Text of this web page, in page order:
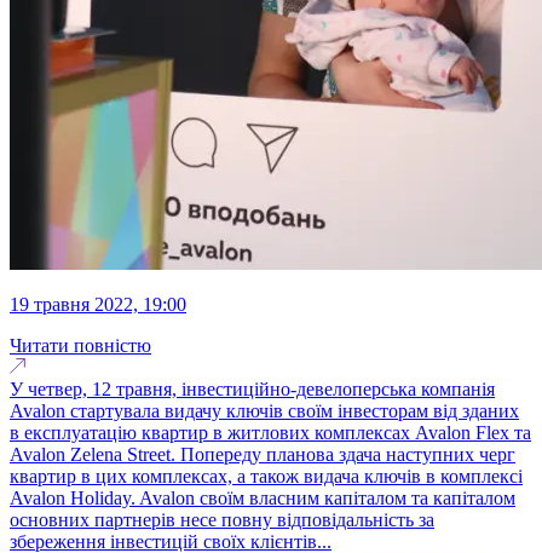
19 травня 2022, 19:00
Читати повністю
У четвер, 12 травня, інвестиційно-девелоперська компанія
Avalon стартувала видачу ключів своїм інвесторам від зданих
в експлуатацію квартир в житлових комплексах Avalon Flex та
Avalon Zelena Street. Попереду планова здача наступних черг
квартир в цих комплексах, а також видача ключів в комплексі
Avalon Holiday. Avalon своїм власним капіталом та капіталом
основних партнерів несе повну відповідальність за
збереження інвестицій своїх клієнтів...